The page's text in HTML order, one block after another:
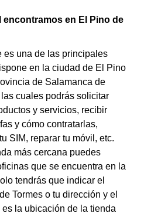
encontramos en El Pino de
es una de las principales
en la ciudad de El Pino
de Salamanca de
cuales podrás solicitar
y servicios, recibir
y cómo contratarlas,
SIM, reparar tu móvil, etc.
más cercana puedes
que se encuentra en la
tendrás que indicar el
Tormes o tu dirección y el
la ubicación de la tienda